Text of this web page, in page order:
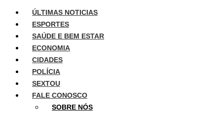
ÚLTIMAS NOTICIAS
ESPORTES
SAÚDE E BEM ESTAR
ECONOMIA
CIDADES
POLÍCIA
SEXTOU
FALE CONOSCO
SOBRE NÓS